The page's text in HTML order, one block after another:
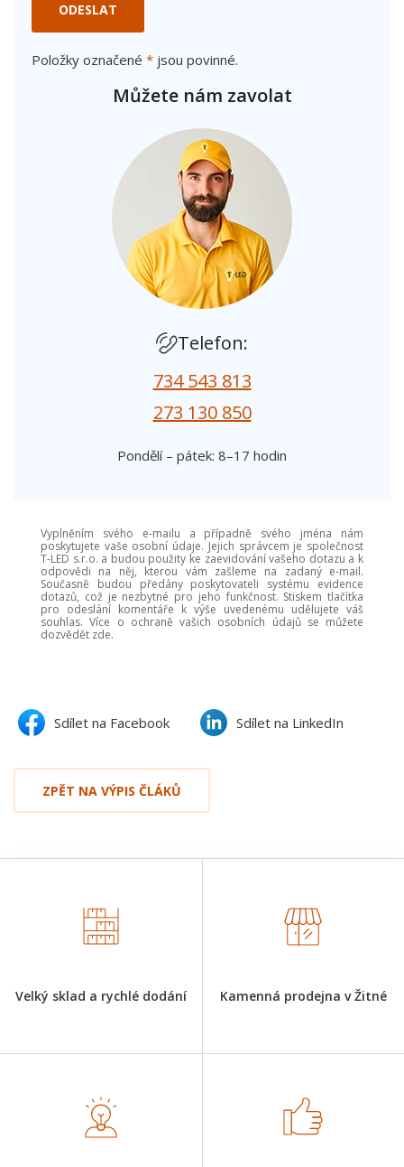
ODESLAT
Položky označené * jsou povinné.
Můžete nám zavolat
Telefon:
734 543 813
273 130 850
Pondělí – pátek: 8–17 hodin
Vyplněním svého e-mailu a případně svého jména nám
poskytujete vaše osobní údaje. Jejich správcem je společnost
T-LED s.r.o. a budou použity ke zaevidování vašeho dotazu a k
odpovědi na něj, kterou vám zašleme na zadaný e-mail.
Současně budou předány poskytovateli systému evidence
dotazů, což je nezbytné pro jeho funkčnost. Stiskem tlačítka
pro odeslání komentáře k výše uvedenému udělujete váš
souhlas. Více o ochraně vašich osobních údajů se můžete
dozvědět zde.
Sdílet na Facebook Sdílet na LinkedIn
ZPĚT NA VÝPIS ČLÁKŮ
Velký sklad a rychlé dodání Kamenná prodejna v Žitné